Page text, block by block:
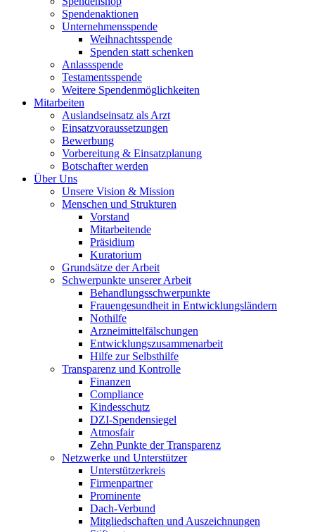
Spendenaktionen
Unternehmens­spende
Weihnachtsspende
Spenden statt schenken
Anlassspende
Testamentsspende
Weitere Spenden­möglichkeiten
Mitarbeiten
Auslandseinsatz als Arzt
Einsatzvoraussetzungen
Bewerbung
Vorbereitung & Einsatzplanung
Botschafter werden
Über Uns
Unsere Vision & Mission
Menschen und Strukturen
Vorstand
Mitarbeitende
Präsidium
Kuratorium
Grundsätze der Arbeit
Schwerpunkte unserer Arbeit
Behandlungs­schwerpunkte
Frauengesundheit in Entwicklungsländern
Nothilfe
Arzneimittel­fälschungen
Entwicklungs­zusammenarbeit
Hilfe zur Selbsthilfe
Transparenz und Kontrolle
Finanzen
Compliance
Kindesschutz
DZI-Spendensiegel
Atmosfair
Zehn Punkte der Transparenz
Netzwerke und Unterstützer
Unterstützerkreis
Firmenpartner
Prominente
Dach-Verbund
Mitgliedschaften und Auszeichnungen